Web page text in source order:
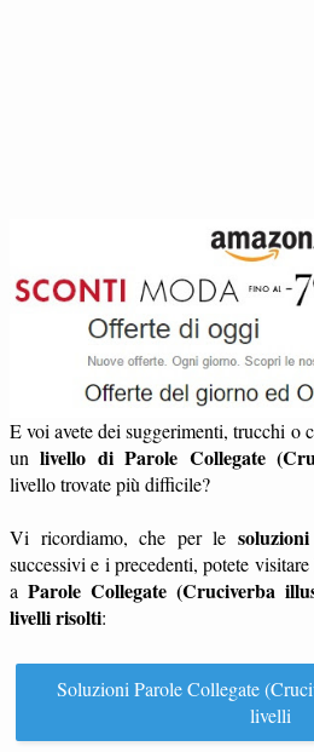
E voi avete dei suggerimenti, trucchi o
unlivello di Parole Collegate
livello trovate più difficile?
Vi ricordiamo, che per le
successivi e i precedenti, potete
a Parole Collegate (Cruciverba
livelli risolti:
Soluzioni Parole Collegate
livelli